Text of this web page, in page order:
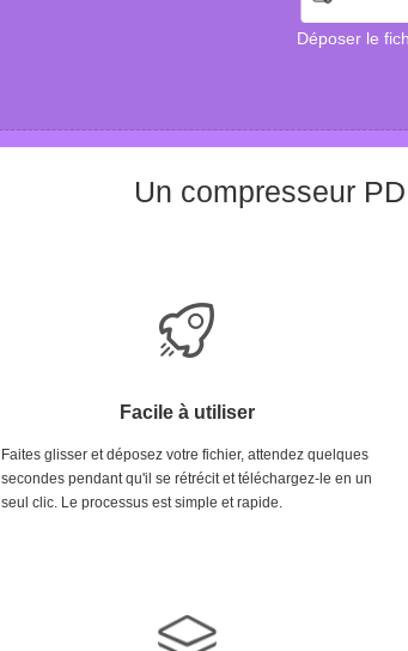
Déposer le
Un compresseur
Facile à utiliser
Faites glisser et déposez votre fichier, attendez quelques
secondes pendant qu'il se rétrécit et téléchargez-le en un
seul clic. Le processus est simple et rapide.